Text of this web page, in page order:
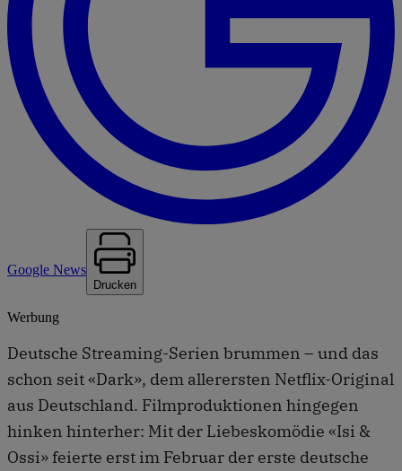
Google News
Drucken
Werbung
Deutsche Streaming-Serien brummen – und das
schon seit «Dark», dem allerersten Netflix-Original
aus Deutschland. Filmproduktionen hingegen
hinken hinterher: Mit der Liebeskomödie «Isi &
Ossi» feierte erst im Februar der erste deutsche